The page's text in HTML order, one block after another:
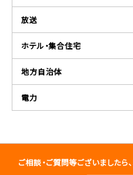
放送
ホテル・集合住宅
地方自治体
電力
ご相談・ご質問等ございましたら